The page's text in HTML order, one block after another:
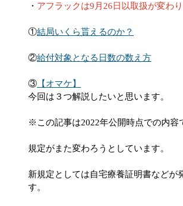
・ アフラックは9月26日以取扱が変わ
①結局いくら貰えるのか？
②給付対象となる日数の数え方
③ 【オマケ】
今回は３つ解説したいと思います。
※この記事は2022年公開時点での内容
規定がまた変わろうとしています。
新規定としては自宅療養証明書などが
す。